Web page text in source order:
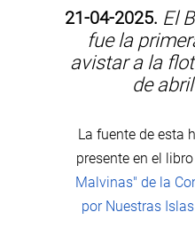
21-04-2025. El
fue la
avistar a la
de
La fuente de esta
presente en el libro
Malvinas" de la
por Nuestras